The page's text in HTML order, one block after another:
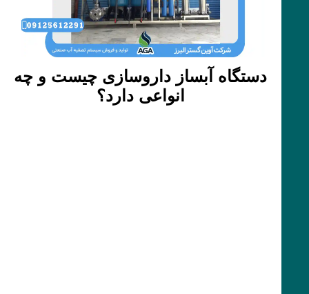
دستگاه آبساز داروسازی چیست و چه
انواعی دارد؟